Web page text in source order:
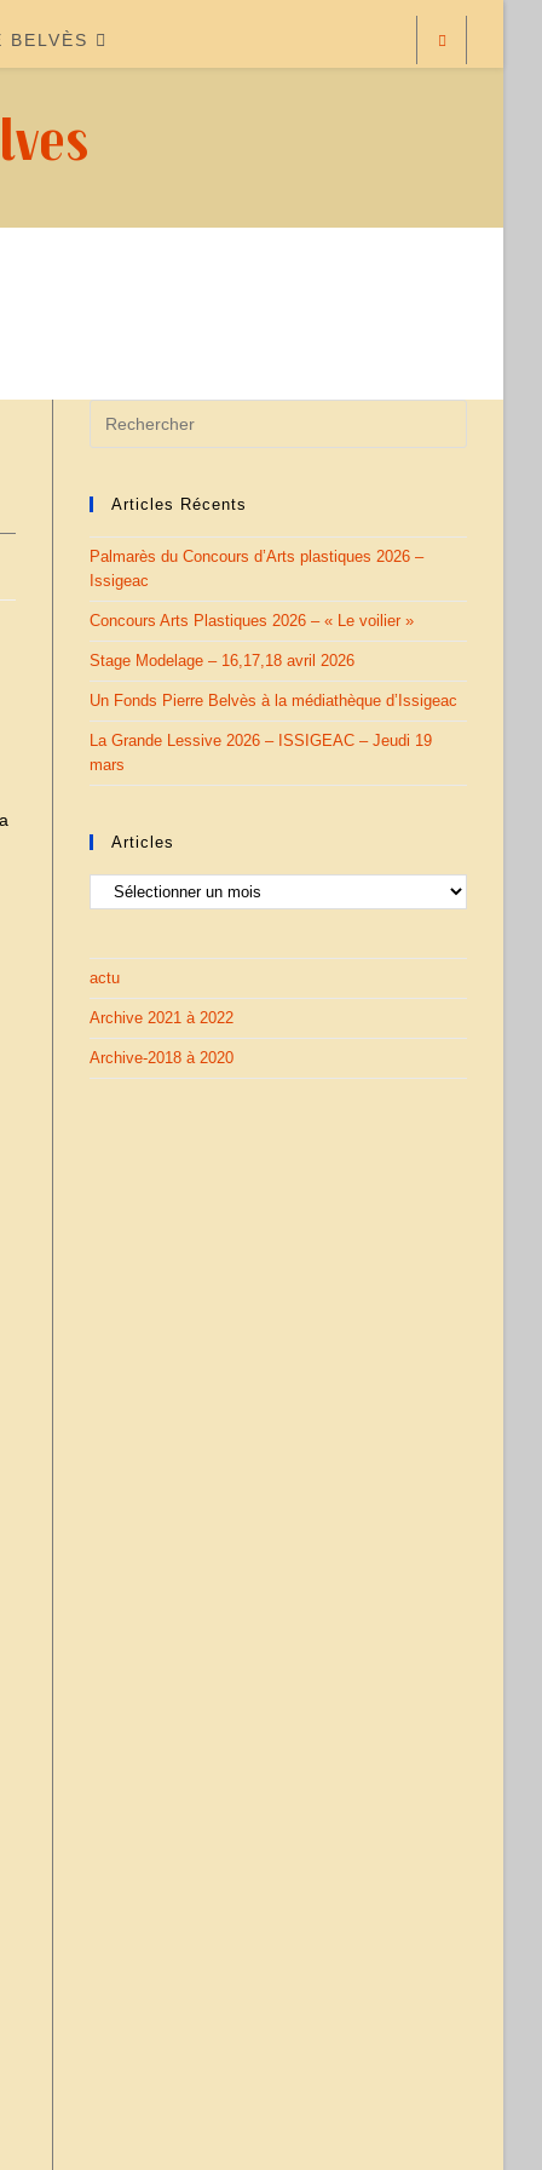
BELVÈS
Articles Récents
Palmarès du Concours d’Arts plastiques 2026 –
Issigeac
Concours Arts Plastiques 2026 – « Le voilier »
Stage Modelage – 16,17,18 avril 2026
Un Fonds Pierre Belvès à la médiathèque d’Issigeac
La Grande Lessive 2026 – ISSIGEAC – Jeudi 19
mars
Articles
Articles
actu
Archive 2021 à 2022
Archive-2018 à 2020